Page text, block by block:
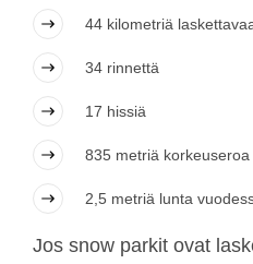
44 kilometriä
34 rinnettä
17 hissiä
835 metriä korkeuseroa
2,5 metriä lunta
Jos snow parkit ovat